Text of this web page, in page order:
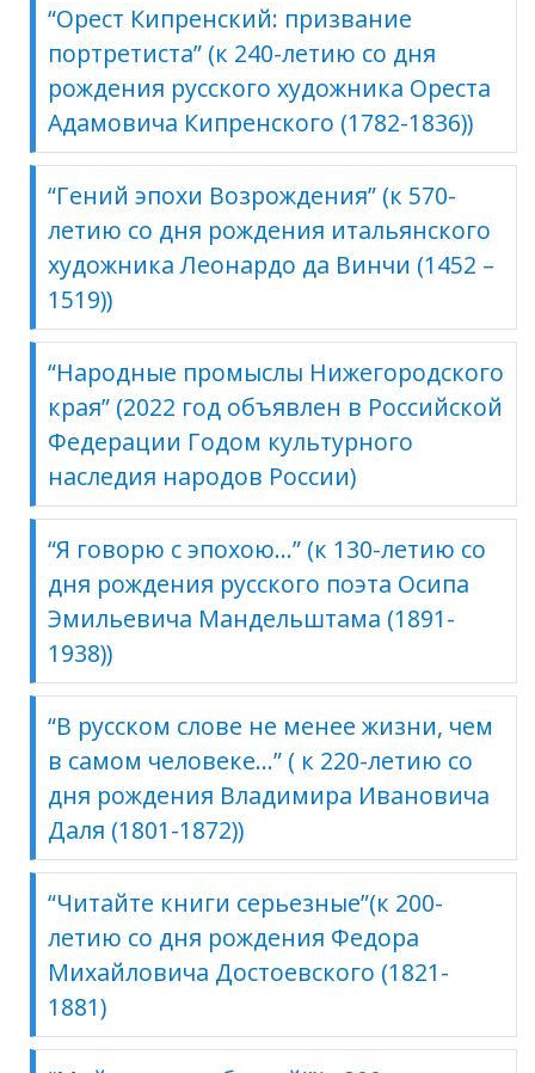
“Орест Кипренский: призвание
портретиста” (к 240-летию со дня
рождения русского художника Ореста
Адамовича Кипренского (1782-1836))
“Гений эпохи Возрождения” (к 570-
летию со дня рождения итальянского
художника Леонардо да Винчи (1452 –
1519))
“Народные промыслы Нижегородского
края” (2022 год объявлен в Российской
Федерации Годом культурного
наследия народов России)
“Я говорю с эпохою…” (к 130-летию со
дня рождения русского поэта Осипа
Эмильевича Мандельштама (1891-
1938))
“В русском слове не менее жизни, чем
в самом человеке…” ( к 220-летию со
дня рождения Владимира Ивановича
Даля (1801-1872))
“Читайте книги серьезные”(к 200-
летию со дня рождения Федора
Михайловича Достоевского (1821-
1881)